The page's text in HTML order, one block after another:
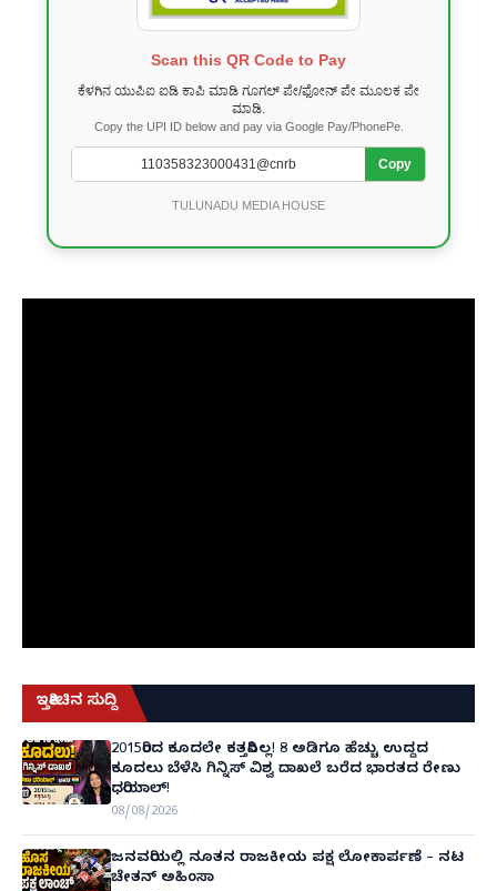
Scan this QR Code to Pay
ಕೆಳಗಿನ ಯುಪಿಐ ಐಡಿ ಕಾಪಿ ಮಾಡಿ ಗೂಗಲ್ ಪೇ/ಫೋನ್ ಪೇ ಮೂಲಕ ಪೇ
ಮಾಡಿ.
Copy the UPI ID below and pay via Google Pay/PhonePe.
Copy
TULUNADU MEDIA HOUSE
ಇತ್ತೀಚಿನ ಸುದ್ದಿ
2015ರಿಂದ ಕೂದಲೇ ಕತ್ತರಿಸಿಲ್ಲ! 8 ಅಡಿಗೂ ಹೆಚ್ಚು ಉದ್ದದ
ಕೂದಲು ಬೆಳೆಸಿ ಗಿನ್ನಿಸ್ ವಿಶ್ವ ದಾಖಲೆ ಬರೆದ ಭಾರತದ ರೇಣು
ಧರಿಯಾಲ್!
08/08/2026
ಜನವರಿಯಲ್ಲಿ ನೂತನ ರಾಜಕೀಯ ಪಕ್ಷ ಲೋಕಾರ್ಪಣೆ – ನಟ
ಚೇತನ್ ಅಹಿಂಸಾ